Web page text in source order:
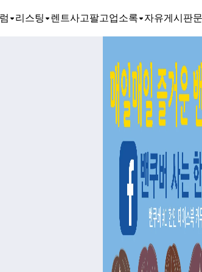
리스팅 렌트사고팔고업소록 자유게시판